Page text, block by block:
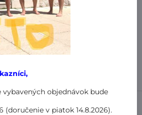
za 3,99 €
1,99 €
zadarmo
vybavených objednávok bude
(doručenie v piatok 14.8.2026).